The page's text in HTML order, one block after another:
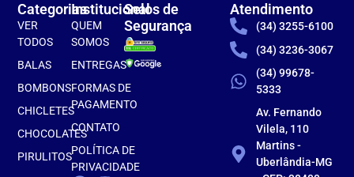
Institucional
QUEM
SOMOS
ENTREGAS
FORMAS DE
PAGAMENTO
CONTATO
POLÍTICA DE
PRIVACIDADE
Categorias
VER
TODOS
BALAS
BOMBONS
CHICLETES
CHOCOLATES
PIRULITOS
Atendimento
(34) 3255-6100
(34) 3236-3067
(34) 99678-
5333
Av. Fernando
Vilela, 110
Martins -
Uberlândia-MG
Selos de
Segurança